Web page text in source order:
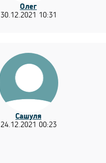
Олег
30.12.2021 10:31
Сашуля
24.12.2021 00:23